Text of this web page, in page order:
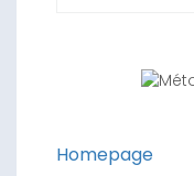
Homepage